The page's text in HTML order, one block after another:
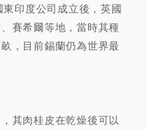
印度公司成立後，英國
賽希爾等地，當時其種
，目前錫蘭仍為世界最
其肉桂皮在乾燥後可以